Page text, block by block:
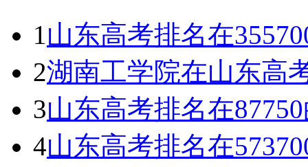
1山东高考排名在
2湖南工学院在山东高
3山东高考排名在
4山东高考排名在